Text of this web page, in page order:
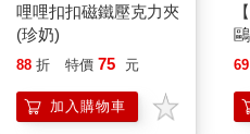
哩哩扣扣磁鐵壓克力夾
(珍奶)
88 折 特價 75 元
加入購物車
69